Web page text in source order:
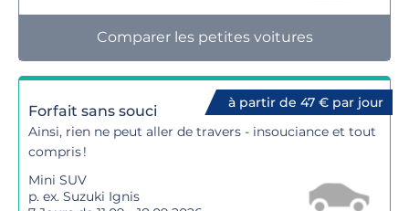
Comparer les petites voitures
à partir de 47 € par jour
Forfait sans souci
Ainsi, rien ne peut aller de travers - insouciance et tout
compris !
Mini SUV
p. ex. Suzuki Ignis